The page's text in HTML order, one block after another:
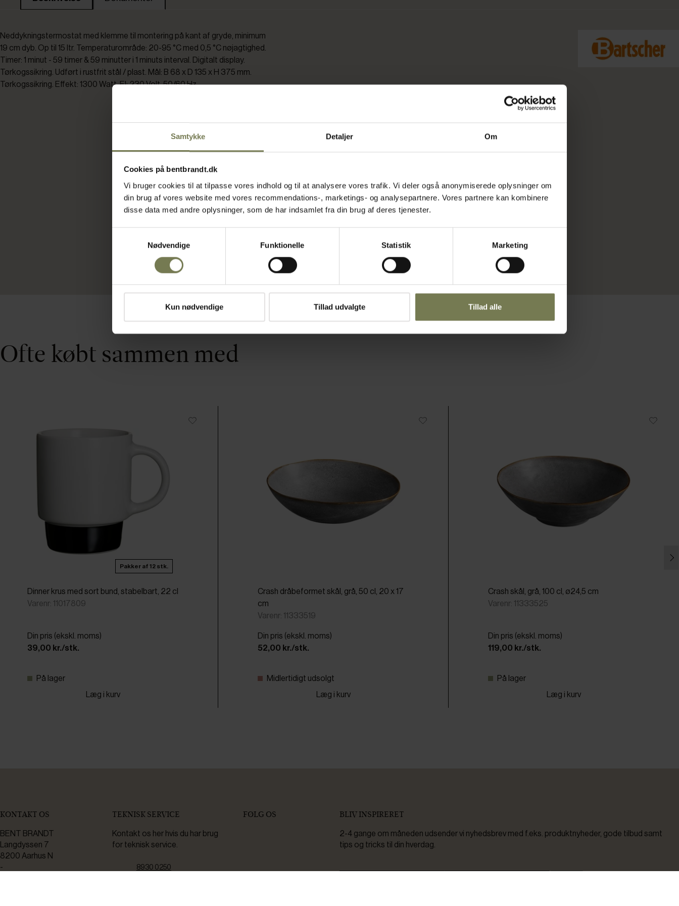
Samtykke Detaljer Om
Cookies på bentbrandt.dk
Vi bruger cookies til at tilpasse vores indhold og til at analysere vores trafik. Vi deler også anonymiserede oplysninger om
din brug af vores website med vores recommendations-, marketings- og analysepartnere. Vores partnere kan kombinere
disse data med andre oplysninger, som de har indsamlet fra din brug af deres tjenester.
Nødvendige
Funktionelle Statistik Marketing
Kun nødvendige Tillad udvalgte Tillad alle
Neddykningstermostat med klemme til montering på kant af gryde, minimum
19 cm dyb. Op til 15 ltr. Temperaturområde: 20-95 °C med 0,5 °C nøjagtighed.
Timer: 1 minut - 59 timer & 59 minutter i 1 minuts interval. Digitalt display.
Tørkogssikring. Udført i rustfrit stål / plast. Mål: B 68 x D 135 x H 375 mm.
Tørkogssikring. Effekt: 1300 Watt. El: 230 Volt, 50/60 Hz.
Ofte købt sammen med
Pakker af 12 stk.
Dinner krus med sort bund, stabelbart, 22 cl
Varenr: 11017809
Din pris (ekskl. moms)
39,00 kr./stk.
På lager
Læg i kurv
Crash dråbeformet skål, grå, 50 cl, 20 x 17
cm
Varenr: 11333519
Din pris (ekskl. moms)
52,00 kr./stk.
Midlertidigt udsolgt
Læg i kurv
Crash skål, grå, 100 cl, ø24,5 cm
Varenr: 11333525
Din pris (ekskl. moms)
119,00 kr./stk.
På lager
Læg i kurv
KONTAKT OS
BENT BRANDT
Langdyssen 7
8200 Aarhus N
-
TEKNISK SERVICE
Kontakt os her hvis du har brug
for teknisk service.
8930 0250
FØLG OS BLIV INSPIRERET
2-4 gange om måneden udsender vi nyhedsbrev med f.eks. produktnyheder, gode tilbud samt
tips og tricks til din hverdag.